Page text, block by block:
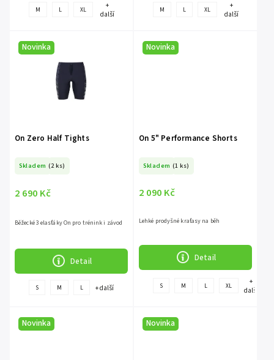
M L XL
+
další
M L XL
+
další
Novinka
On Zero Half Tights
Skladem (2 ks)
2 690 Kč
Detail
Běžecké 3 elasťáky On pro trénink i závod
S M L + další
Novinka
On 5" Performance Shorts
Skladem (1 ks)
2 090 Kč
Detail
Lehké prodyšné kraťasy na běh
S M L XL
+
další
Novinka Novinka